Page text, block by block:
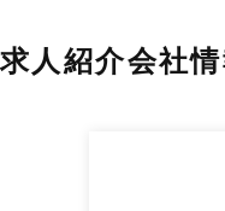
求人紹介会社